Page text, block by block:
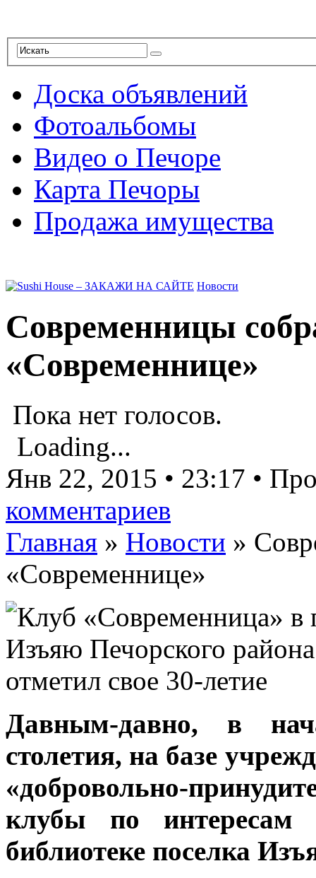
Доска объявлений
Фотоальбомы
Видео о Печоре
Карта Печоры
Продажа имущества
Новости
Современницы
«Современнице»
Пока нет голосов.
Loading...
Янв 22, 2015 • 23:17 •
комментариев
Главная » Новости »
«Современнице»
Давным-давно, в
столетия, на базе
«добровольно-
клубы по
библиотеке поселка